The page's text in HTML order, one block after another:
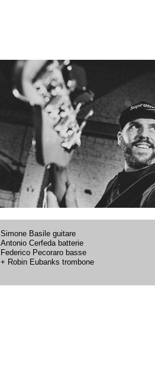
Simone Basile guitare
Antonio Cerfeda batterie
Federico Pecoraro basse
+ Robin Eubanks trombone